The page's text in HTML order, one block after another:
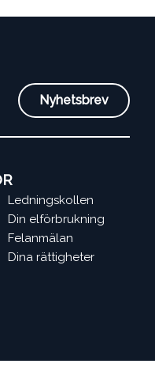
Nyhetsbrev
Ledningskollen
Din elförbrukning
Felanmälan
Dina rättigheter